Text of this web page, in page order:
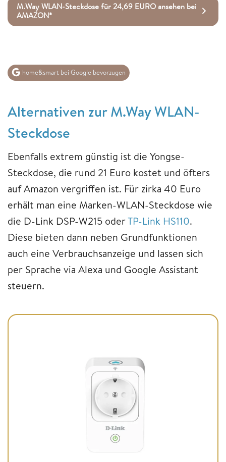
M.Way WLAN-Steckdose für 24,69 EURO ansehen bei
AMAZON*
home&smart bei Google bevorzugen
Alternativen zur M.Way WLAN-
Steckdose
Ebenfalls extrem günstig ist die Yongse-
Steckdose, die rund 21 Euro kostet und öfters
auf Amazon vergriffen ist. Für zirka 40 Euro
erhält man eine Marken-WLAN-Steckdose wie
die D-Link DSP-W215 oderTP-Link HS110.
Diese bieten dann neben Grundfunktionen
auch eine Verbrauchsanzeige und lassen sich
per Sprache via Alexa und Google Assistant
steuern.